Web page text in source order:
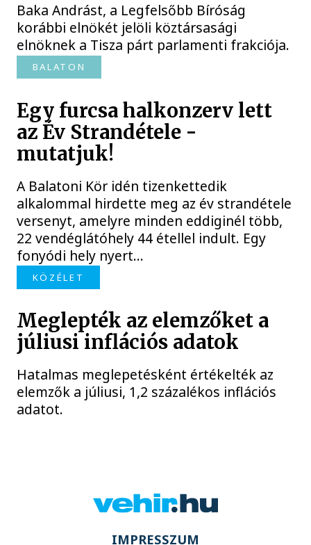
Baka Andrást, a Legfelsőbb Bíróság
korábbi elnökét jelöli köztársasági
elnöknek a Tisza párt parlamenti frakciója.
BALATON
Egy furcsa halkonzerv lett
az Év Strandétele -
mutatjuk!
A Balatoni Kör idén tizenkettedik
alkalommal hirdette meg az év strandétele
versenyt, amelyre minden eddiginél több,
22 vendéglátóhely 44 étellel indult. Egy
fonyódi hely nyert...
KÖZÉLET
Meglepték az elemzőket a
júliusi inflációs adatok
Hatalmas meglepetésként értékelték az
elemzők a júliusi, 1,2 százalékos inflációs
adatot.
IMPRESSZUM